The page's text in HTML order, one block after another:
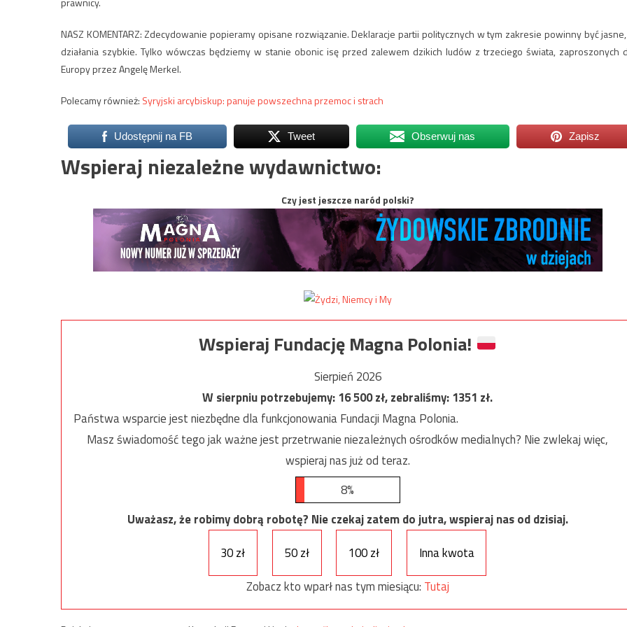
NASZ KOMENTARZ: Zdecydowanie popieramy opisane rozwiązanie. Deklaracje partii politycznych w tym zakresie powinny być
działania szybkie. Tylko wówczas będziemy w stanie obonic isę przed zalewem dzikich ludów z trzeciego świata, zaproszonych
Europy przez Angelę Merkel.
Polecamy również: Syryjski arcybiskup: panuje powszechna przemoc i strach
Udostępnij na FB Tweet Obserwuj nas Zapisz
Wspieraj niezależne wydawnictwo:
Czy jest jeszcze naród polski?
Wspieraj Fundację Magna Polonia!
Sierpień 2026
W sierpniu potrzebujemy:16 500zł, zebraliśmy:1351 zł.
Państwa wsparcie jest niezbędne dla funkcjonowania Fundacji Magna Polonia.
Masz świadomość tego jak ważne jest przetrwanie niezależnych ośrodków medialnych? Nie zwlekaj więc,
wspieraj nas już od teraz.
8%
Uważasz, że robimy dobrą robotę? Nie czekaj zatem do jutra, wspieraj nas od dzisiaj.
30 zł
50 zł 100 zł
Inna kwota
Zobacz kto wparł nas tym miesiącu: Tutaj